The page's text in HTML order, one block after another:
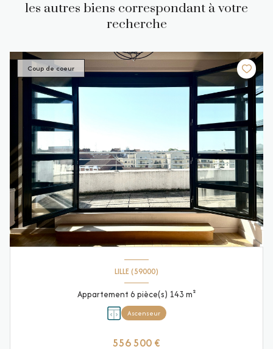
les autres biens correspondant à votre
recherche
Coup de coeur
LILLE (59000)
Appartement 6 pièce(s) 143 m²
Ascenseur
556 500 €